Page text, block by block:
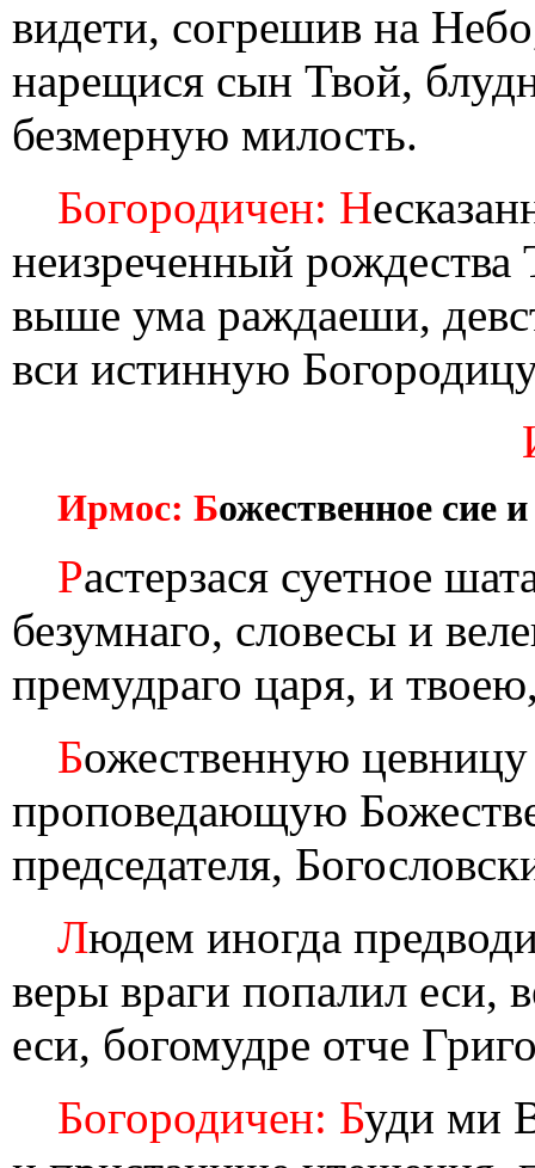
видети, согрешив на
нарещися сын Твой,
безмерную милость.
Богородичен: Н
неизреченный рождества
выше ума раждаеши,
вси истинную
Ирмос: Божественное сие
Растерзася суетное
безумнаго, словесы и
премудраго царя, и
Божественную
проповедающую
председателя,
Людем иногда
веры враги попалил еси,
еси, богомудре отче
Богородичен: Буди ми